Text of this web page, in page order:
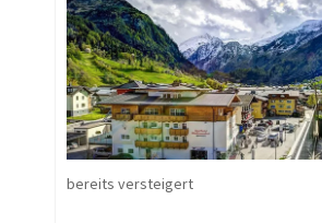
bereits versteigert